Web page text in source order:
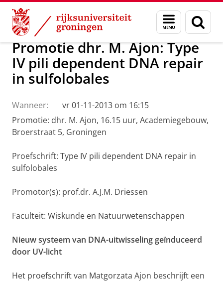
Skip
Content
Skip
Navigation
Menu
en
zoeken
Over ons Actueel Nieuws
Promotie dhr. M. Ajon: Type
IV pili dependent DNA repair
in sulfolobales
Wanneer:
vr 01-11-2013 om 16:15
Promotie: dhr. M. Ajon, 16.15 uur, Academiegebouw,
Broerstraat 5, Groningen
Proefschrift: Type IV pili dependent DNA repair in
sulfolobales
Promotor(s): prof.dr. A.J.M. Driessen
Faculteit: Wiskunde en Natuurwetenschappen
Nieuw systeem van DNA-uitwisseling geïnduceerd
door UV-licht
Het proefschrift van Matgorzata Ajon beschrijft een